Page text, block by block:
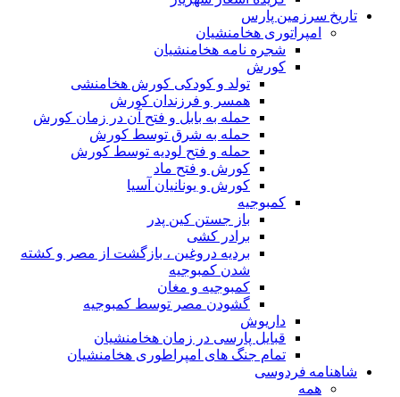
تاریخ سرزمین پارس
امپراتوری هخامنشیان
شجره نامه هخامنشیان
کورش
تولد و کودکی کورش هخامنشی
همسر و فرزندان کورش
حمله به بابل و فتح آن در زمان کورش
حمله به شرق توسط کورش
حمله و فتح لودیه توسط کورش
کورش و فتح ماد
کورش و یونانیان آسیا
کمبوجیه
باز جستن کین پدر
برادر کشی
بردیه دروغین ، بازگشت از مصر و کشته
شدن کمبوجیه
کمبوجیه و مغان
گشودن مصر توسط کمبوجیه
داریوش
قبایل پارسی در زمان هخامنشیان
تمام جنگ های امپراطوری هخامنشیان
شاهنامه فردوسی
همه